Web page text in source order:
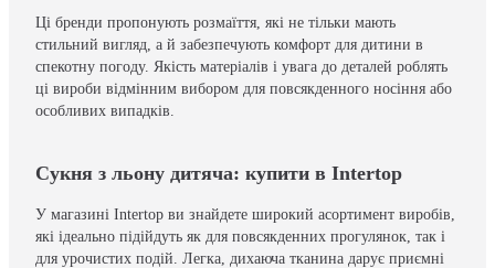
Ці бренди пропонують розмаїття, які не тільки мають
стильний вигляд, а й забезпечують комфорт для дитини в
спекотну погоду. Якість матеріалів і увага до деталей роблять
ці вироби відмінним вибором для повсякденного носіння або
особливих випадків.
Сукня з льону дитяча: купити в Intertop
У магазині Intertop ви знайдете широкий асортимент виробів,
які ідеально підійдуть як для повсякденних прогулянок, так і
для урочистих подій. Легка, дихаюча тканина дарує приємні